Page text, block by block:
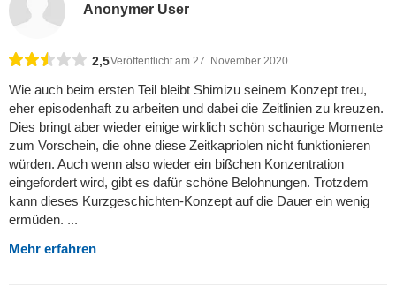
Anonymer User
2,5Veröffentlicht am 27. November 2020
Wie auch beim ersten Teil bleibt Shimizu seinem Konzept treu,
eher episodenhaft zu arbeiten und dabei die Zeitlinien zu kreuzen.
Dies bringt aber wieder einige wirklich schön schaurige Momente
zum Vorschein, die ohne diese Zeitkapriolen nicht funktionieren
würden. Auch wenn also wieder ein bißchen Konzentration
eingefordert wird, gibt es dafür schöne Belohnungen. Trotzdem
kann dieses Kurzgeschichten-Konzept auf die Dauer ein wenig
ermüden. ...
Mehr erfahren